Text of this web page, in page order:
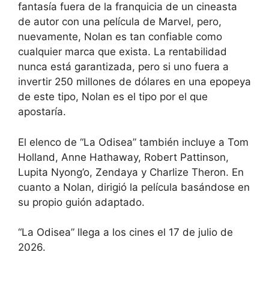
fantasía fuera de la franquicia de un cineasta
de autor con una película de Marvel, pero,
nuevamente, Nolan es tan confiable como
cualquier marca que exista. La rentabilidad
nunca está garantizada, pero si uno fuera a
invertir 250 millones de dólares en una epopeya
de este tipo, Nolan es el tipo por el que
apostaría.
El elenco de “La Odisea” también incluye a Tom
Holland, Anne Hathaway, Robert Pattinson,
Lupita Nyong’o, Zendaya y Charlize Theron. En
cuanto a Nolan, dirigió la película basándose en
su propio guión adaptado.
“La Odisea” llega a los cines el 17 de julio de
2026.